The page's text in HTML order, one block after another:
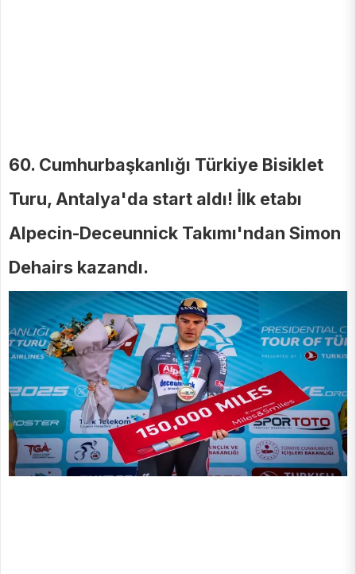
60. Cumhurbaşkanlığı Türkiye Bisiklet
Turu, Antalya'da start aldı! İlk etabı
Alpecin-Deceunnick Takımı'ndan Simon
Dehairs kazandı.